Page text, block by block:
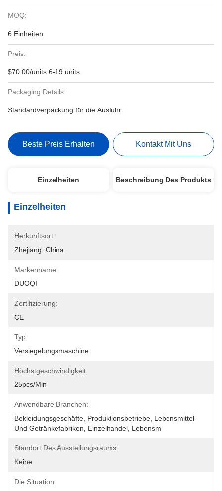
MOQ:
6 Einheiten
Preis:
$70.00/units 6-19 units
Packaging Details:
Standardverpackung für die Ausfuhr
Beste Preis Erhalten Kontakt Mit Uns
Einzelheiten Beschreibung Des Produkts
Einzelheiten
Herkunftsort:
Zhejiang, China
Markenname:
DUOQI
Zertifizierung:
CE
Typ:
Versiegelungsmaschine
Höchstgeschwindigkeit:
25pcs/min
Anwendbare Branchen:
Bekleidungsgeschäfte, Produktionsbetriebe, Lebensmittel-
Und Getränkefabriken, Einzelhandel, Lebensm
Standort Des Ausstellungsraums:
Keine
Die Situation: